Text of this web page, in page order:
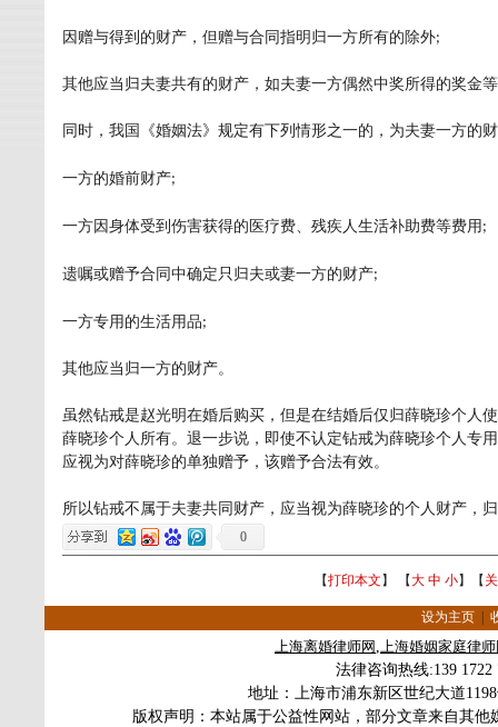
因赠与得到的财产，但赠与合同指明归一方所有的除外;
其他应当归夫妻共有的财产，如夫妻一方偶然中奖所得的奖金
同时，我国《婚姻法》规定有下列情形之一的，为夫妻一方的
一方的婚前财产;
一方因身体受到伤害获得的医疗费、残疾人生活补助费等费用 ;
遗嘱或赠予合同中确定只归夫或妻一方的财产;
一方专用的生活用品;
其他应当归一方的财产。
虽然钻戒是赵光明在婚后购买，但是在结婚后仅归 薛晓珍个人
薛晓珍个人所有。退一步说，即使不认定钻戒为薛晓珍个人专
应视为对薛晓珍的单独赠予，该赠予合法有效。
所以钻戒不属于夫妻共同财产，应当视为薛晓珍的个人财产，归
0
【打印本文 】 【大 中 小】【
设为主页
上海离婚律师网 ,上海婚姻家庭律
法律咨询热线:139
地址：上海市浦东新区世纪大道
版权声明：本站属于公益性网站，部分文章来自其